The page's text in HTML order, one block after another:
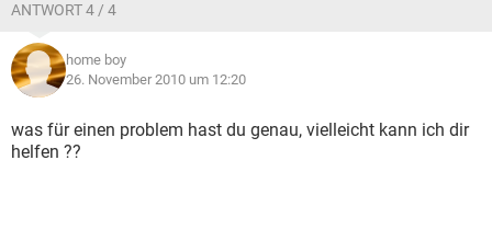
ANTWORT 4 / 4
home boy
26. November 2010 um 12:20
was für einen problem hast du genau, vielleicht kann ich dir
helfen ??